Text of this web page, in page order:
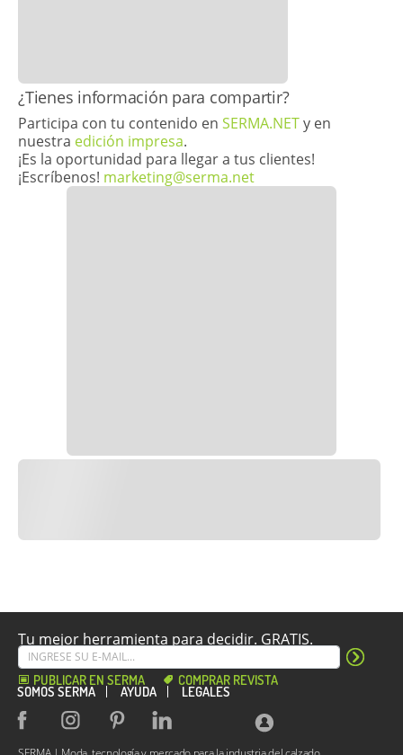
​​¿Tienes información para compartir?
Participa con tu contenido en SERMA.NETy en
nuestra edición impresa.
¡Es la oportunidad para llegar a tus clientes!
¡Escríbenos! marketing@serma.net
Tu mejor herramienta para decidir. GRATIS.
PUBLICAR EN SERMA COMPRAR REVISTA
SOMOS SERMA AYUDA LEGALES